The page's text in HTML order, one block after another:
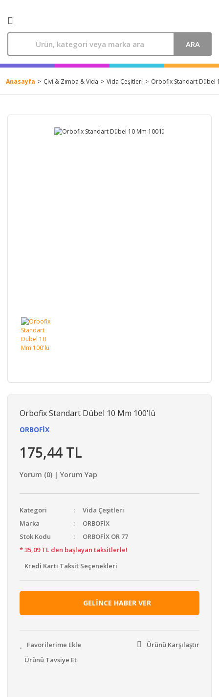
ARA
Anasayfa Çivi & Zımba & Vida Vida Çeşitleri Orbofix Standart Dübel
Orbofix Standart Dübel 10 Mm 100'lü
ORBOFİX
175,44 TL
Yorum (0) | Yorum Yap
Kategori
Vida Çeşitleri
Marka
ORBOFİX
Stok Kodu
ORBOFİX OR 77
* 35,09 TL den başlayan taksitlerle!
Kredi Kartı Taksit Seçenekleri
GELİNCE HABER VER
Ürünü Karşılaştır
Ürünü Tavsiye Et